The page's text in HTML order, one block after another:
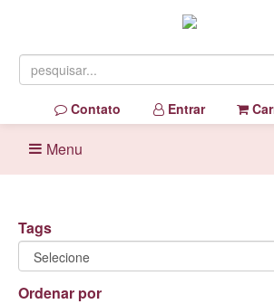
Contato Entrar
Menu
Tags
Ordenar por